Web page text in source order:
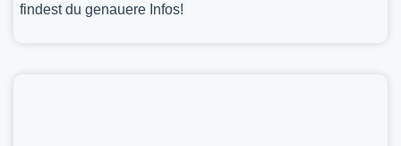
findest du genauere Infos!